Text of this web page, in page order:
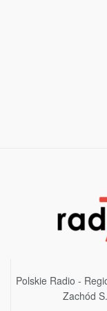
Polskie Radio -
Zachód